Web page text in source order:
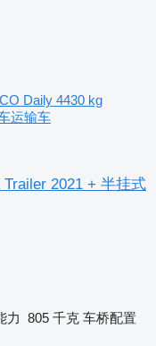
Daily 4430 kg
运输车
2021 + 半挂式
力 805 千克 车桥配置